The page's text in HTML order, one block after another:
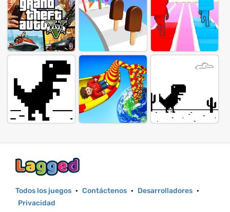
Todos los juegos · Contáctenos · Desarrolladores ·
Privacidad